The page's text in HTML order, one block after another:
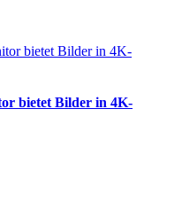
bietet Bilder in 4K-